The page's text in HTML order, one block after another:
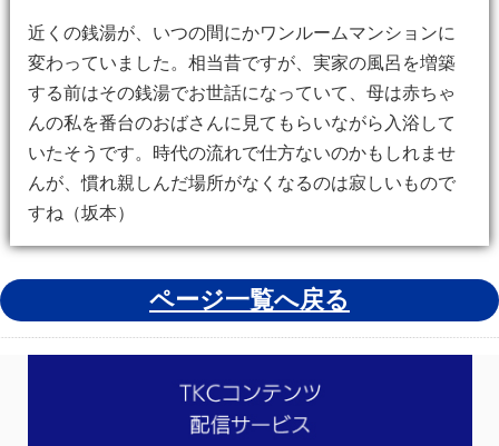
近くの銭湯が、いつの間にかワンルームマンションに
変わっていました。相当昔ですが、実家の風呂を増築
する前はその銭湯でお世話になっていて、母は赤ちゃ
んの私を番台のおばさんに見てもらいながら入浴して
いたそうです。時代の流れで仕方ないのかもしれませ
んが、慣れ親しんだ場所がなくなるのは寂しいもので
すね（坂本）
ページ一覧へ戻る